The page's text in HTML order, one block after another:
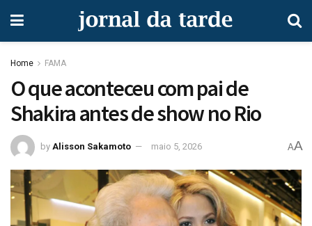
Home FAMA
O que aconteceu com pai de
Shakira antes de show no Rio
by Alisson Sakamoto maio 5, 2026 AA